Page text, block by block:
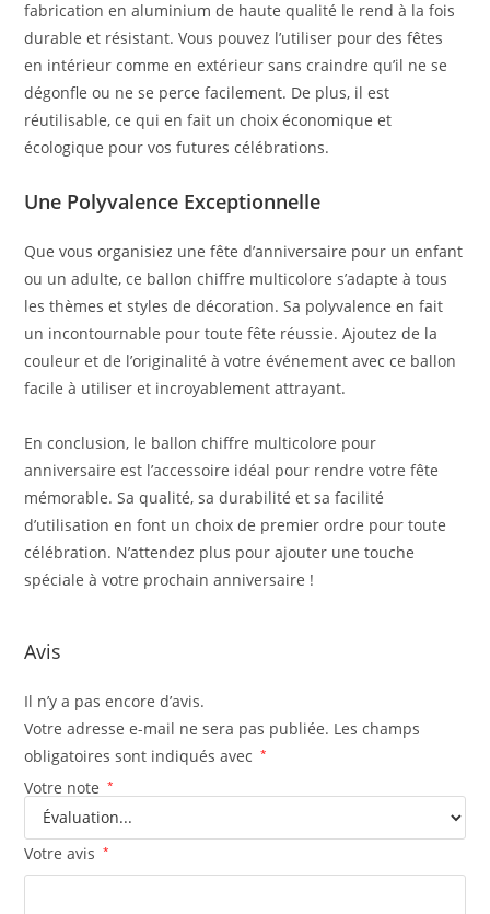
fabrication en aluminium de haute qualité le rend à la fois
durable et résistant. Vous pouvez l’utiliser pour des fêtes
en intérieur comme en extérieur sans craindre qu’il ne se
dégonfle ou ne se perce facilement. De plus, il est
réutilisable, ce qui en fait un choix économique et
écologique pour vos futures célébrations.
Une Polyvalence Exceptionnelle
Que vous organisiez une fête d’anniversaire pour un enfant
ou un adulte, ce ballon chiffre multicolore s’adapte à tous
les thèmes et styles de décoration. Sa polyvalence en fait
un incontournable pour toute fête réussie. Ajoutez de la
couleur et de l’originalité à votre événement avec ce ballon
facile à utiliser et incroyablement attrayant.
En conclusion, le ballon chiffre multicolore pour
anniversaire est l’accessoire idéal pour rendre votre fête
mémorable. Sa qualité, sa durabilité et sa facilité
d’utilisation en font un choix de premier ordre pour toute
célébration. N’attendez plus pour ajouter une touche
spéciale à votre prochain anniversaire !
Avis
Il n’y a pas encore d’avis.
Votre adresse e-mail ne sera pas publiée. Les champs
obligatoires sont indiqués avec
*
Votre note *
Votre avis *